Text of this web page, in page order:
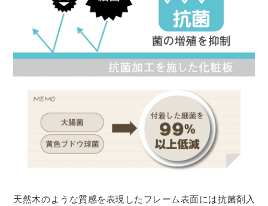
天然木のような質感を表現したフレーム表面には抗菌剤入